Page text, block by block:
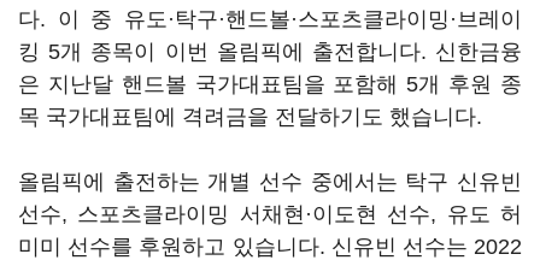
다. 이 중 유도·탁구·핸드볼·스포츠클라이밍·브레이
킹 5개 종목이 이번 올림픽에 출전합니다. 신한금융
은 지난달 핸드볼 국가대표팀을 포함해 5개 후원 종
목 국가대표팀에 격려금을 전달하기도 했습니다.
올림픽에 출전하는 개별 선수 중에서는 탁구 신유빈
선수, 스포츠클라이밍 서채현·이도현 선수, 유도 허
미미 선수를 후원하고 있습니다. 신유빈 선수는 2022